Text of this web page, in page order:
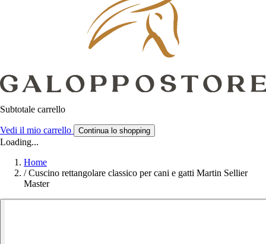
Subtotale carrello
Vedi il mio carrello Continua lo shopping
Loading...
Home
/ Cuscino rettangolare classico per cani e gatti Martin Sellier
Master